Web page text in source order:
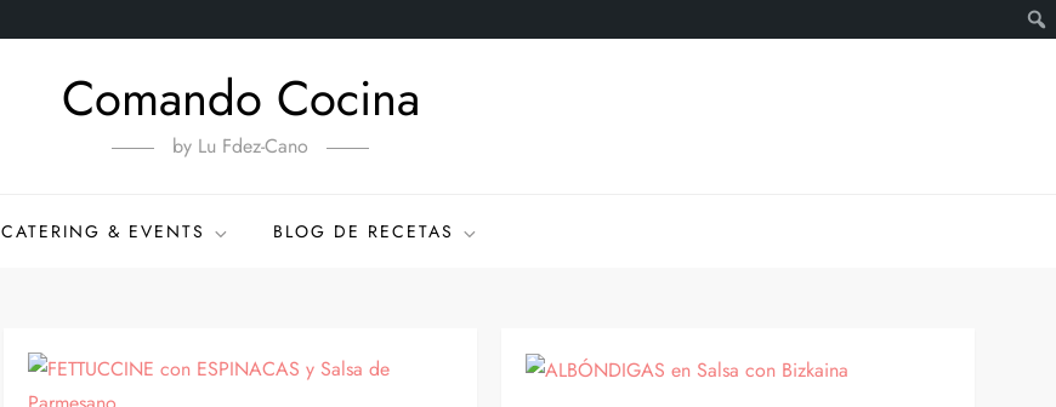
Comando Cocina
by Lu Fdez-Cano
CATERING & EVENTS BLOG DE RECETAS